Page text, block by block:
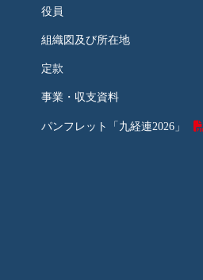
役員
組織図及び所在地
定款
事業・収支資料
パンフレット「九経連2026」